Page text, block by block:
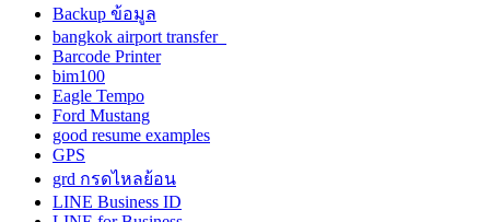
Backup ข้อมูล
bangkok airport transfer
Barcode Printer
bim100
Eagle Tempo
Ford Mustang
good resume examples
GPS
grd กรดไหลย้อน
LINE Business ID